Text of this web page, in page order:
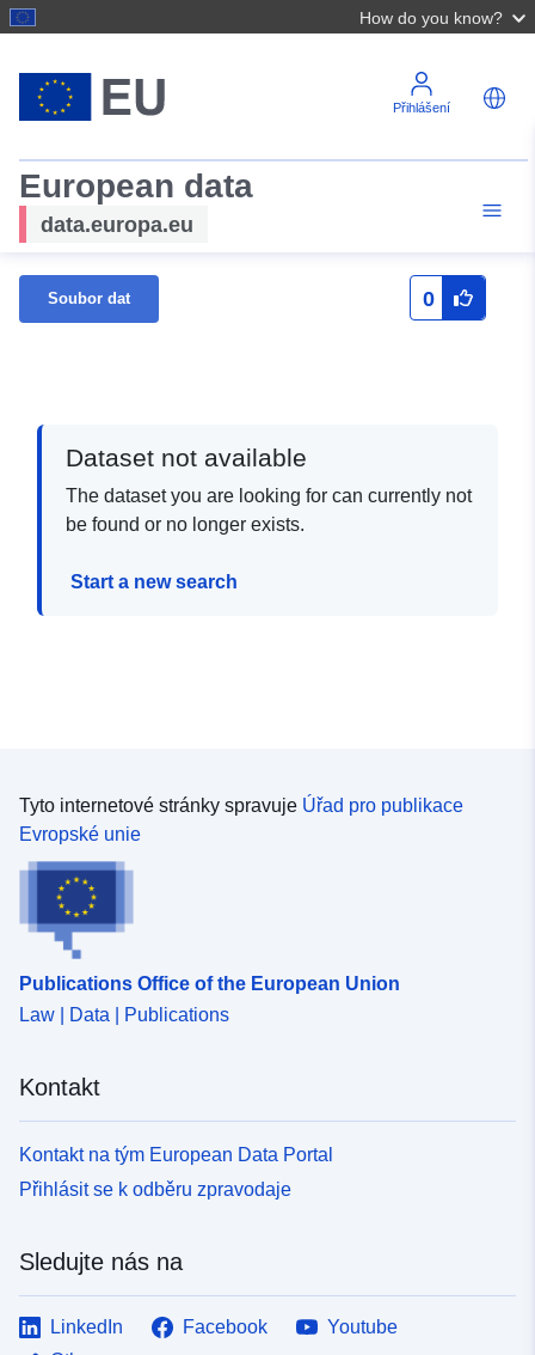
How do you know?
Přihlášení
European data
data.europa.eu
Soubor dat 0
Dataset not available
The dataset you are looking for can currently not
be found or no longer exists.
Start a new search
Tyto internetové stránky spravuje Úřad pro publikace
Evropské unie
Publications Office of the European Union
Law | Data | Publications
Kontakt
Kontakt na tým European Data Portal
Přihlásit se k odběru zpravodaje
Sledujte nás na
LinkedIn Facebook
Youtube